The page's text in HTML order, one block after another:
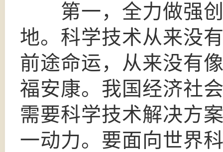
第一，全力做强创
地。科学技术从来没
前途命运，从来没有
福安康。我国经济社
需要科学技术解决方
一动力。要面向世界